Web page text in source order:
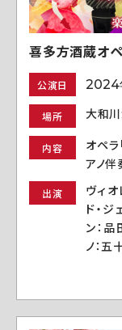
喜多方酒蔵オ
公演日 2024
場所 大和
内容
オペラ
アノ
出演
ヴィオ
ド・
ン：
ノ：